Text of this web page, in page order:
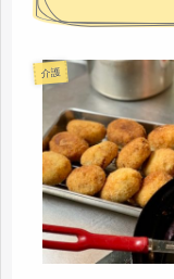
介護